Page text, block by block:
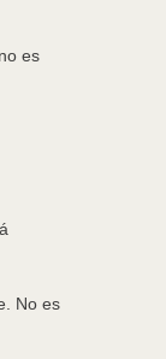
es
No es